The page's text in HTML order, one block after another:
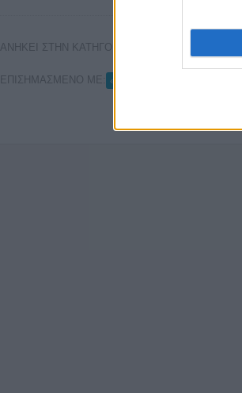
ΑΝΗΚΕΙ ΣΤΗΝ ΚΑΤΗΓΟΡΙΑ:
ΕΠΙΣΗΜΑΣΜΕΝΟ ΜΕ: «ΜΑΝΙΦΕΣΤΟ»